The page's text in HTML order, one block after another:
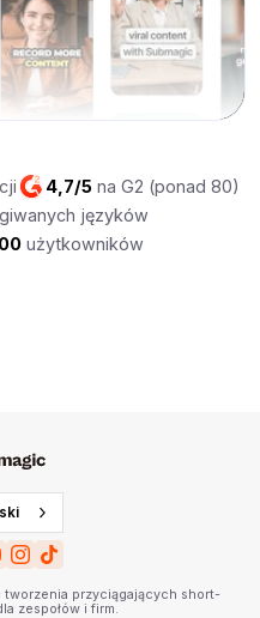
4,7/5na G2 (ponad 80)
języków
użytkowników
tworzenia przyciągających short-
zespołów i firm.